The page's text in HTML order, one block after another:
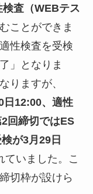
検査（WEBテス
ことができま
性検査を受検
」となりま
りますが、
日12:00、適性
回締切ではES
が3月29日
ていました。こ
切枠が設けら